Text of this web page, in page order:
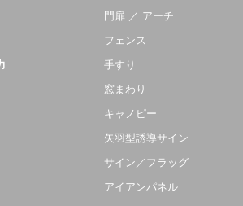
門扉 ／ アーチ
フェンス
手すり
窓まわり
キャノピー
矢羽型誘導サイン
サイン／フラッグ
アイアンパネル